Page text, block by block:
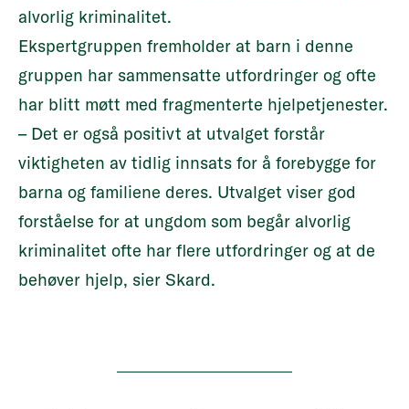
alvorlig kriminalitet.
Ekspertgruppen fremholder at barn i denne
gruppen har sammensatte utfordringer og ofte
har blitt møtt med fragmenterte hjelpetjenester.
– Det er også positivt at utvalget forstår
viktigheten av tidlig innsats for å forebygge for
barna og familiene deres. Utvalget viser god
forståelse for at ungdom som begår alvorlig
kriminalitet ofte har flere utfordringer og at de
behøver hjelp, sier Skard.